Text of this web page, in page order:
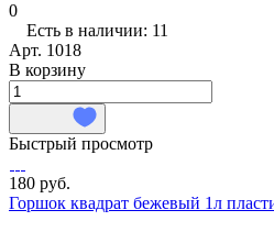
0
Есть в наличии: 11
Арт. 1018
В корзину
Быстрый просмотр
180 руб.
Горшок квадрат бежевый 1л